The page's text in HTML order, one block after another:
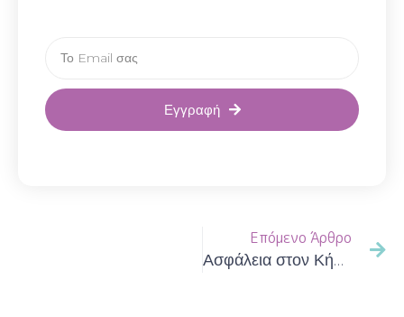
Εγγραφή
Επόμενο Άρθρο
Ασφάλεια στον Κήπο